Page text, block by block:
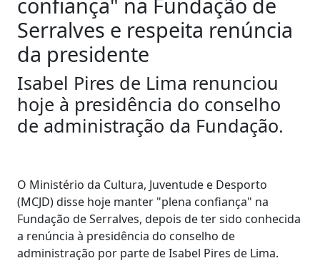
Serralves e respeita renúncia
da presidente
Isabel Pires de Lima renunciou
hoje à presidência do conselho
de administração da Fundação.
O Ministério da Cultura, Juventude e Desporto
(MCJD) disse hoje manter "plena confiança" na
Fundação de Serralves, depois de ter sido conhecida
a renúncia à presidência do conselho de
administração por parte de Isabel Pires de Lima.